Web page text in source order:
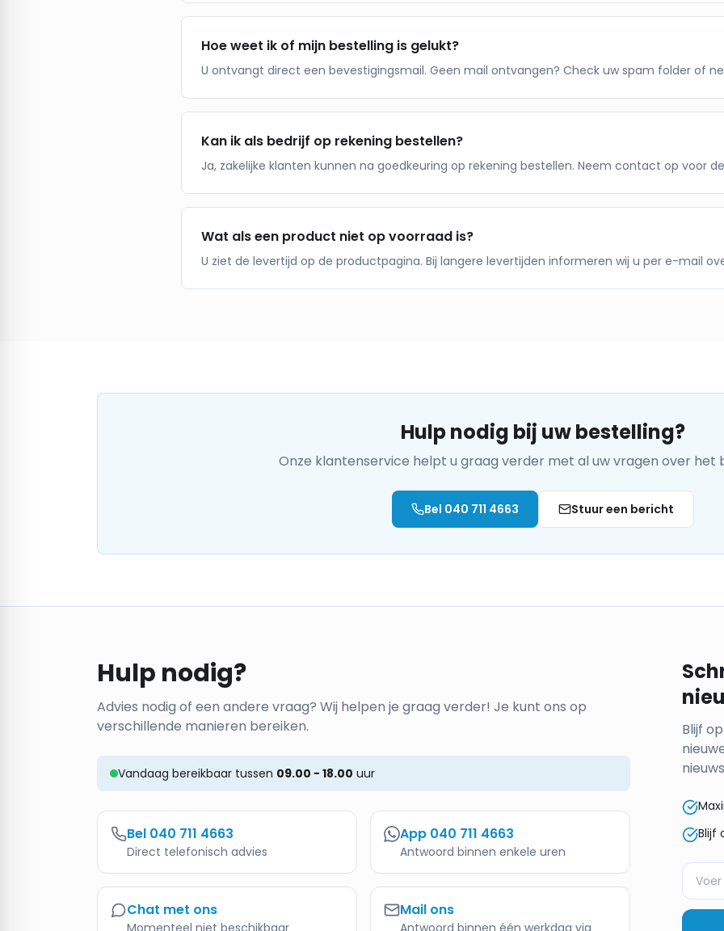
Hoe weet ik of mijn bestelling is gelukt?
U ontvangt direct een bevestigingsmail. Geen mail ontvangen? Check uw spam folder of
Kan ik als bedrijf op rekening bestellen?
Ja, zakelijke klanten kunnen na goedkeuring op rekening bestellen. Neem contact op voor
Wat als een product niet op voorraad is?
U ziet de levertijd op de productpagina. Bij langere levertijden informeren wij u per e-mail
Hulp nodig bij uw bestelling?
Onze klantenservice helpt u graag verder met al uw vragen over het
Bel 040 711 4663 Stuur een bericht
Hulp nodig?
Advies nodig of een andere vraag? Wij helpen je graag verder! Je kunt ons op
verschillende manieren bereiken.
Vandaag bereikbaar tussen 09.00 - 18.00 uur
Bel 040 711 4663
Direct telefonisch advies
App 040 711 4663
Antwoord binnen enkele uren
Chat met ons
Momenteel niet beschikbaar
Mail ons
Antwoord binnen één werkdag via
Blijf
Blijf